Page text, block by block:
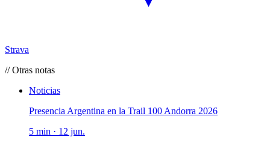
Strava
// Otras notas
Noticias
Presencia Argentina en la Trail 100 Andorra 2026
5 min · 12 jun.